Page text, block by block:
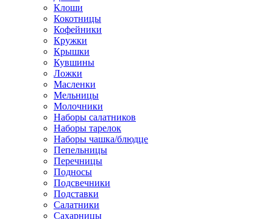
Клоши
Кокотницы
Кофейники
Кружки
Крышки
Кувшины
Ложки
Масленки
Мельницы
Молочники
Наборы салатников
Наборы тарелок
Наборы чашка/блюдце
Пепельницы
Перечницы
Подносы
Подсвечники
Подставки
Салатники
Сахарницы